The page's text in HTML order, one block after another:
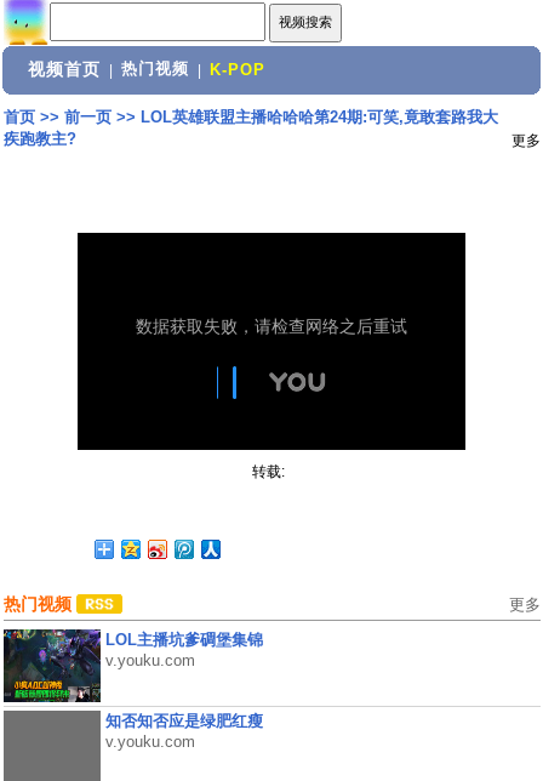
视频首页 热门视频 K-POP
首页>> 前一页>> LOL英雄联盟主播哈哈哈第24期:可笑,竟敢套路我大
疾跑教主?
更多
转载:
热门视频 更多
LOL主播坑爹碉堡集锦
v.youku.com
知否知否应是绿肥红瘦
v.youku.com